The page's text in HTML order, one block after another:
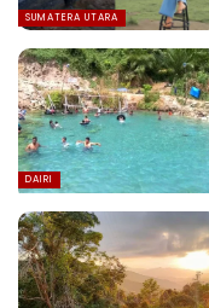
SUMATERA UTARA
DAIRI